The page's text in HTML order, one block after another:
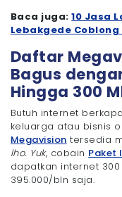
Baca juga:10 Jasa
Lebakgede
Daftar
Bagus
Hingga 300
Butuh internet
keluarga atau bisnis
Megavision tersedia
lho. Yuk, cobain Paket
dapatkan internet
395.000/bln saja.